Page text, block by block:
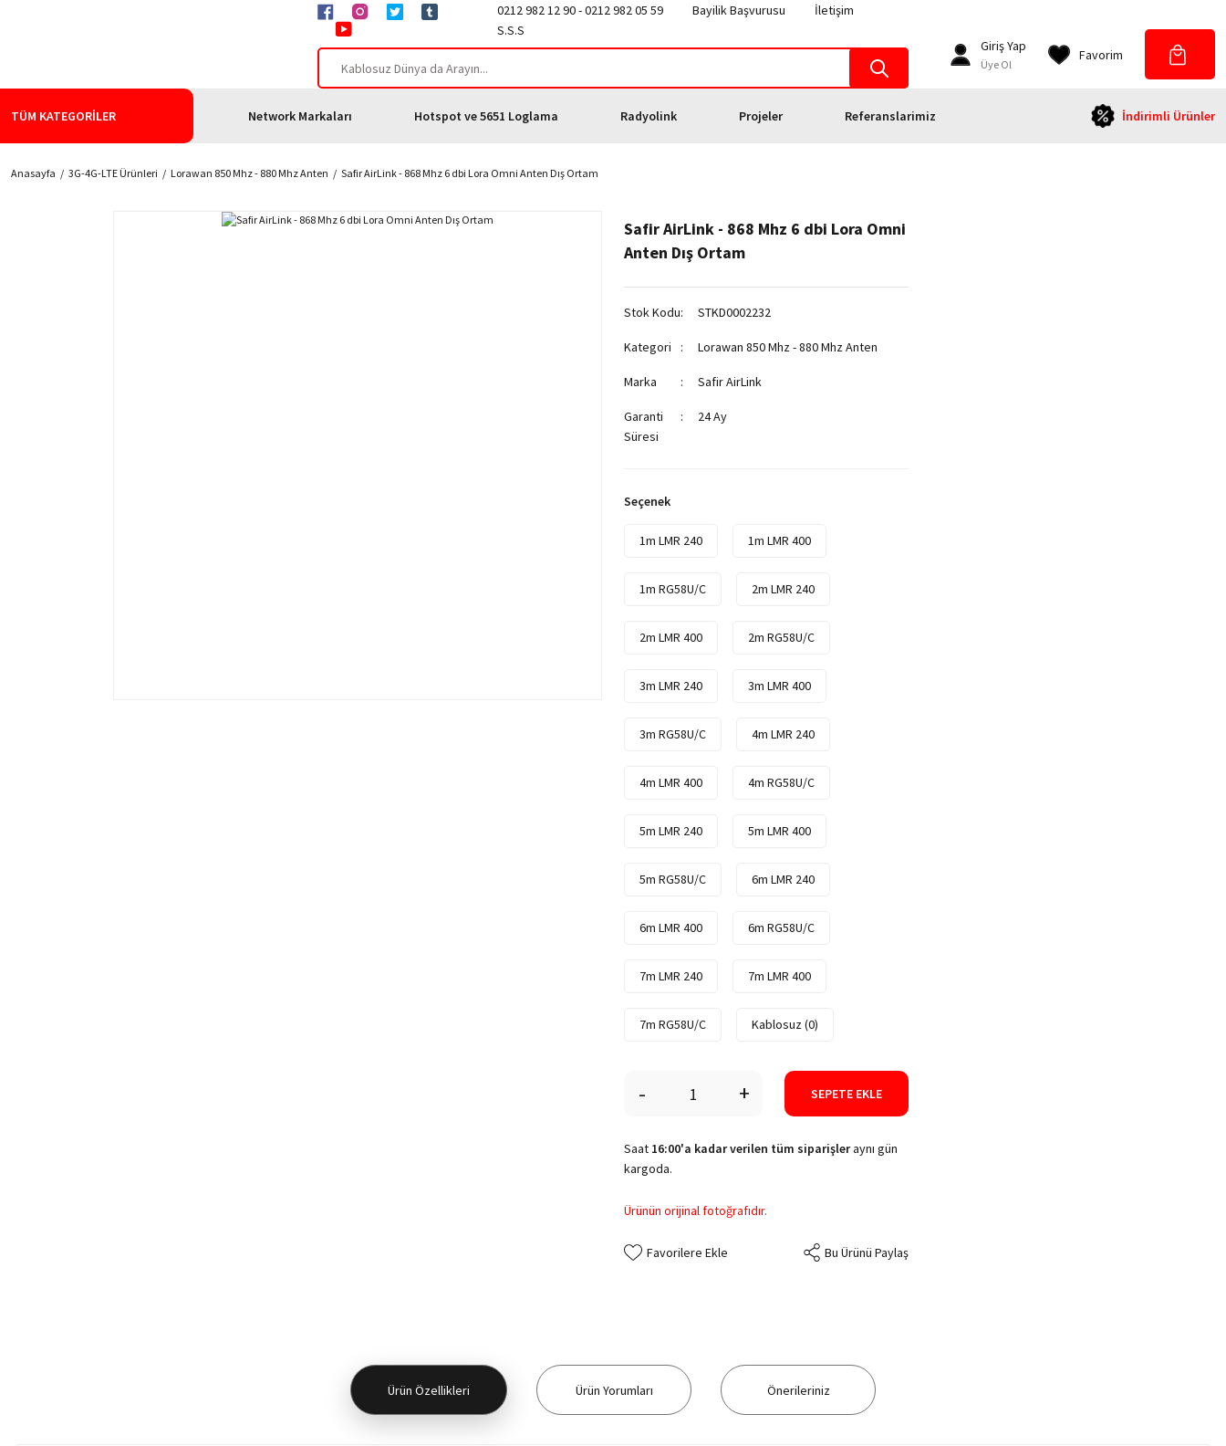
0212 982 12 90 - 0212 982 05 59 Bayilik Başvurusu
İletişim
S.S.S
Giriş Yap
Üye Ol
Favorim
TÜM KATEGORİLER Network Markaları Hotspot ve 5651 Loglama Radyolink Projeler Referanslarimiz İndirimli Ürünler
Anasayfa 3G-4G-LTE Ürünleri Lorawan 850 Mhz - 880 Mhz Anten Safir AirLink - 868 Mhz 6 dbi Lora Omni Anten Dış Ortam
Safir AirLink - 868 Mhz 6 dbi Lora Omni
Anten Dış Ortam
Stok Kodu STKD0002232
Kategori Lorawan 850 Mhz - 880 Mhz Anten
Marka Safir AirLink
Garanti
Süresi
24 Ay
Seçenek
1m LMR 240 1m LMR 400
1m RG58U/C 2m LMR 240
2m LMR 400 2m RG58U/C
3m LMR 240 3m LMR 400
3m RG58U/C 4m LMR 240
4m LMR 400 4m RG58U/C
5m LMR 240 5m LMR 400
5m RG58U/C 6m LMR 240
6m LMR 400 6m RG58U/C
7m LMR 240 7m LMR 400
7m RG58U/C Kablosuz (0)
- + SEPETE EKLE
Saat 16:00'a kadar verilen tüm siparişleraynı gün
kargoda.
Ürünün orijinal fotoğrafıdır.
Bu Ürünü Paylaş
Ürün Özellikleri Ürün Yorumları Önerileriniz